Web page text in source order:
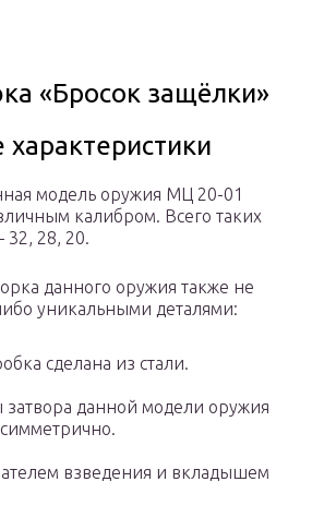
«Бросок защёлки»
характеристики
модель оружия МЦ 20-01
калибром. Всего таких
32, 28, 20.
данного оружия также не
уникальными деталями:
сделана из стали.
данной модели оружия
взведения и вкладышем